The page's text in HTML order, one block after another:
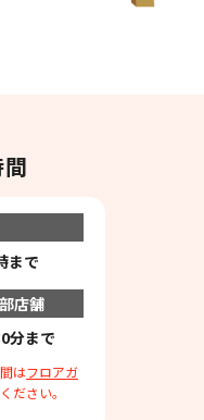
まで
店舗
分まで
はフロアガ
ださい。